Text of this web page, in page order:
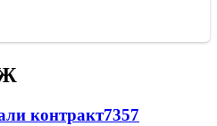
контракт7357